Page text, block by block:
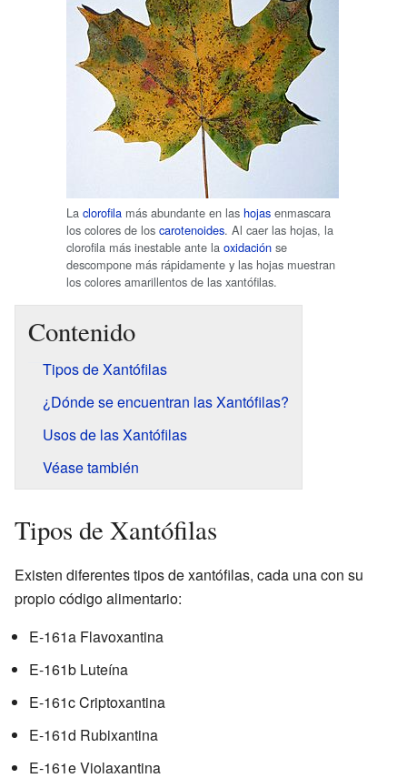
La clorofila más abundante en las hojas enmascara
los colores de los carotenoides. Al caer las hojas, la
clorofila más inestable ante la oxidación se
descompone más rápidamente y las hojas muestran
los colores amarillentos de las xantófilas.
Contenido
Tipos de Xantófilas
¿Dónde se encuentran las Xantófilas?
Usos de las Xantófilas
Véase también
Tipos de Xantófilas
Existen diferentes tipos de xantófilas, cada una con su
propio código alimentario:
E-161a Flavoxantina
E-161b Luteína
E-161c Criptoxantina
E-161d Rubixantina
E-161e Violaxantina